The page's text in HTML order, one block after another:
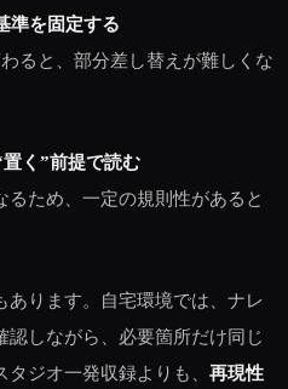
準を固定する
ると、部分差し替えが難しくな
く”前提で読む
ため、一定の規則性があると
あります。自宅環境では、ナレ
しながら、必要箇所だけ同じ
ジオ一発収録よりも、 再現性